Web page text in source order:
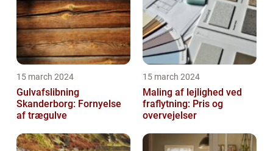
15 march 2024
Gulvafslibning
Skanderborg: Fornyelse
af trægulve
15 march 2024
Maling af lejlighed ved
fraflytning: Pris og
overvejelser